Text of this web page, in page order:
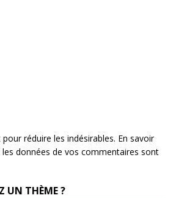
réduire les indésirables. En savoir
données de vos commentaires sont
UN THÈME ?